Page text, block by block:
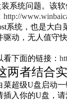
系统问题。该
http://
系统，也是大
驱动，无人值守
看下面的链接：
两者结合
菜超级U盘启动
插入你的U盘，